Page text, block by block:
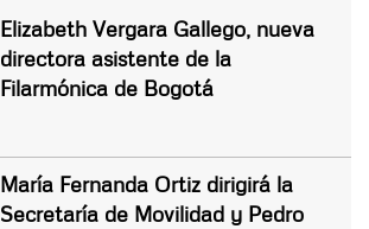
Elizabeth Vergara Gallego, nueva
directora asistente de la
Filarmónica de Bogotá
María Fernanda Ortiz dirigirá la
Secretaría de Movilidad y Pedro